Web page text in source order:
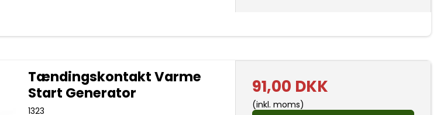
Tændingskontakt Varme
Start Generator
1323
91,00 DKK
(inkl. moms)